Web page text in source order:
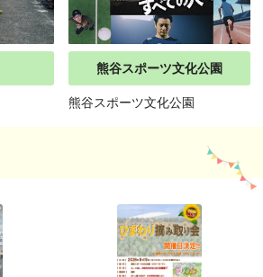
熊谷スポーツ文化公園
熊谷スポーツ文化公園